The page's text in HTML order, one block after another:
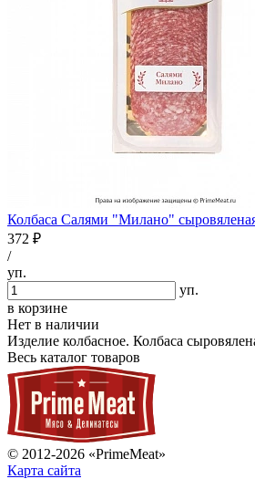
Колбаса Салями "Милано"
372 ₽
/
уп.
уп.
в корзине
Нет в наличии
Изделие колбасное. Колбаса
Весь каталог товаров
© 2012-2026 «PrimeMeat»
Карта сайта